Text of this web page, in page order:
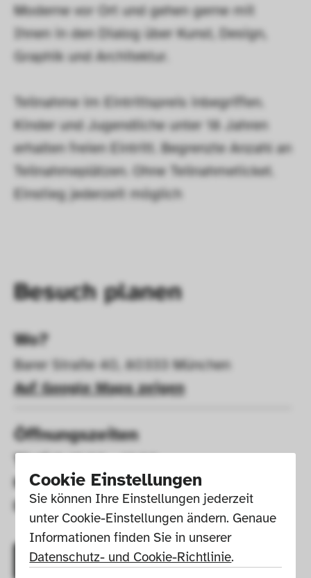
Cookie Einstellungen
Sie können Ihre Einstellungen jederzeit
unter Cookie-Einstellungen ändern. Genaue
Informationen finden Sie in unserer
Datenschutz- und Cookie-Richtlinie.
Moderne vor Ort und gehen gerne mit
Ihnen in den Dialog über Kunst, Design,
Graphik und Architektur.
Teilnahme im Eintrittspreis inbegriffen.
Kinder und Jugendliche unter 18 Jahren
erhalten freien Eintritt. Begrenzte Anzahl an
Teilnahmeplätzen. Ohne Teilnahmeticket.
Einstieg jederzeit möglich
Besuch planen
Wo?
Barer Straße 40, 80333 München
Auf Google Maps zeigen
Öffnungszeiten
Täglich
Montags geschlossen
Donnerstags 10:00 – 20:00
Ticket kaufen